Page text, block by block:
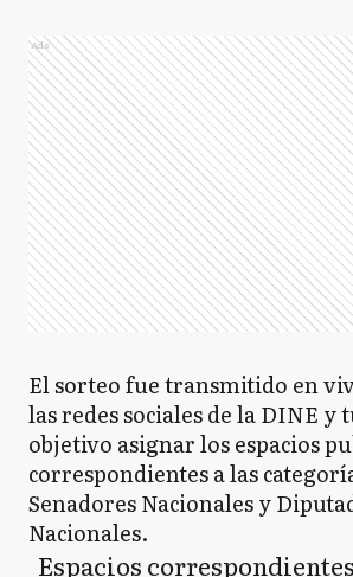
Ads
El sorteo fue transmitido en
las redes sociales de la DINE y
objetivo asignar los espacios
correspondientes a las
Senadores Nacionales y
Nacionales.
Espacios